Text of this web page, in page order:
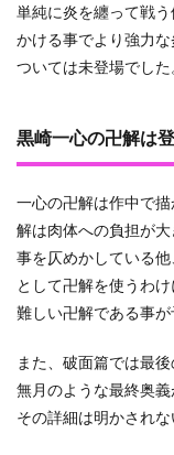
単純に炎を纏って戦
かける事でより強力
ついては未登場でした
黒崎一心の卍解は
一心の卍解は作中で
解は肉体への負担が
事を仄めかしている
として卍解を使うわ
難しい卍解である事が
また、破面篇では最
無月のような最終奥義
その詳細は明かされな